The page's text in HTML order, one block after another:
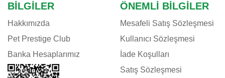
BILGILER
Hakkımızda
Pet Prestige Club
Banka Hesaplarımız
ÖNEMLI BILGILER
Mesafeli Satış Sözleşmesi
Kullanıcı Sözleşmesi
İade Koşulları
Satış Sözleşmesi